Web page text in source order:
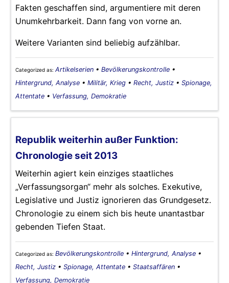
Fakten geschaffen sind, argumentiere mit deren
Unumkehrbarkeit. Dann fang von vorne an.
Weitere Varianten sind beliebig aufzählbar.
Categorized as: Artikelserien • Bevölkerungskontrolle •
Hintergrund, Analyse • Militär, Krieg • Recht, Justiz • Spionage,
Attentate • Verfassung, Demokratie
Republik weiterhin außer Funktion:
Chronologie seit 2013
Weiterhin agiert kein einziges staatliches
„Verfassungsorgan“ mehr als solches. Exekutive,
Legislative und Justiz ignorieren das Grundgesetz.
Chronologie zu einem sich bis heute unantastbar
gebenden Tiefen Staat.
Categorized as: Bevölkerungskontrolle • Hintergrund, Analyse •
Recht, Justiz • Spionage, Attentate • Staatsaffären •
Verfassung, Demokratie